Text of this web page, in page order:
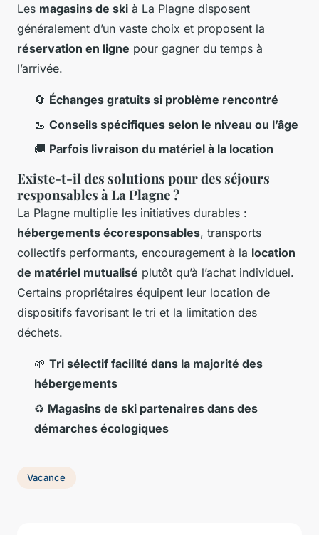
Les magasins de ski à La Plagne disposent
généralement d’un vaste choix et proposent la
réservation en ligne pour gagner du temps à
l’arrivée.
🔄 Échanges gratuits si problème rencontré
🥾 Conseils spécifiques selon le niveau ou l’âge
🚚 Parfois livraison du matériel à la location
Existe-t-il des solutions pour des séjours
responsables à La Plagne ?
La Plagne multiplie les initiatives durables :
hébergements écoresponsables, transports
collectifs performants, encouragement à la location
de matériel mutualisé plutôt qu’à l’achat individuel.
Certains propriétaires équipent leur location de
dispositifs favorisant le tri et la limitation des
déchets.
🌱 Tri sélectif facilité dans la majorité des
hébergements
♻️ Magasins de ski partenaires dans des
démarches écologiques
Vacance